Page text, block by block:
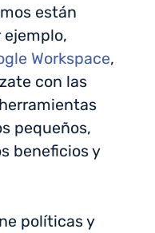
están
ejemplo,
Workspace,
con las
pequeños,
beneficios y
políticas y